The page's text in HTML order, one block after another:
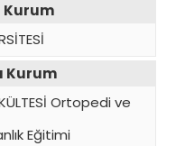
Kurum
Kurum
Ortopedi ve
Eğitimi